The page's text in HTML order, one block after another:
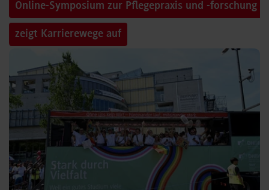
Online-Symposium zur Pflegepraxis und -forschung
zeigt Karrierewege auf